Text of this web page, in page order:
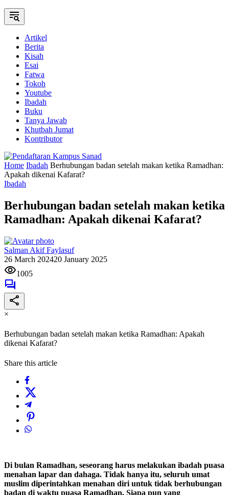
Artikel
Berita
Kisah
Esai
Fatwa
Tokoh
Youtube
Ibadah
Buku
Tanya Jawab
Khutbah Jumat
Kontributor
Home Ibadah Berhubungan badan setelah makan ketika Ramadhan:
Apakah dikenai Kafarat?
Ibadah
Berhubungan badan setelah makan ketika
Ramadhan: Apakah dikenai Kafarat?
Salman Akif Faylasuf
26 March 202420 January 2025
1005
×
Berhubungan badan setelah makan ketika Ramadhan: Apakah
dikenai Kafarat?
Share this article
Di bulan Ramadhan, seseorang harus melakukan ibadah puasa
menahan lapar dan dahaga. Tidak hanya itu, seluruh umat
muslim diperintahkan menahan diri untuk tidak berhubungan
badan di waktu puasa Ramadhan. Siapa pun yang